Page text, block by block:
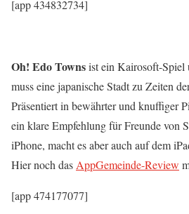
[app 434832734]
Oh! Edo Townsist ein Kairosoft-Spiel
muss eine japanische Stadt zu Zeiten
Präsentiert in bewährter und knuffiger
ein klare Empfehlung für Freunde von
iPhone, macht es aber auch auf dem
Hier noch das AppGemeinde-Review
[app 474177077]